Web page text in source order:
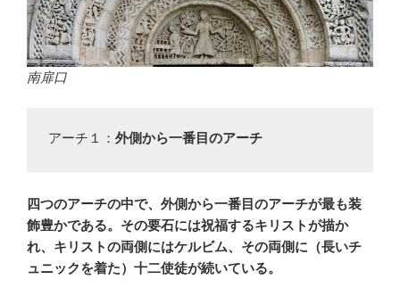
南扉口
アーチ１： 外側から一番目のアーチ
四つのアーチの中で、外側から一番目のアーチが最も装
飾豊かである。その要石には祝福するキリストが描か
れ、キリストの両側にはケルビム、その両側に（長いチ
ュニックを着た）十二使徒が続いている。